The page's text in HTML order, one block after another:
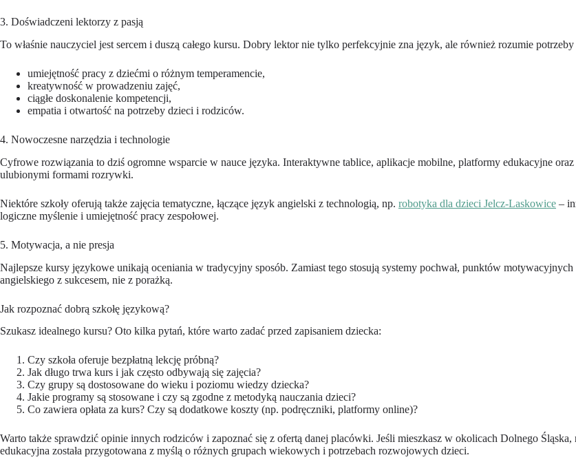
3. Doświadczeni lektorzy z pasją
To właśnie nauczyciel jest sercem i duszą całego kursu. Dobry lektor nie tylko perfekcyjnie zna język, ale również rozumie
umiejętność pracy z dziećmi o różnym temperamencie,
kreatywność w prowadzeniu zajęć,
ciągłe doskonalenie kompetencji,
empatia i otwartość na potrzeby dzieci i rodziców.
4. Nowoczesne narzędzia i technologie
Cyfrowe rozwiązania to dziś ogromne wsparcie w nauce języka. Interaktywne tablice, aplikacje mobilne, platformy edukacyjne
ulubionymi formami rozrywki.
Niektóre szkoły oferują także zajęcia tematyczne, łączące język angielski z technologią, np. robotyka dla dzieci Jelcz-Laskowice –
logiczne myślenie i umiejętność pracy zespołowej.
5. Motywacja, a nie presja
Najlepsze kursy językowe unikają oceniania w tradycyjny sposób. Zamiast tego stosują systemy pochwał, punktów
angielskiego z sukcesem, nie z porażką.
Jak rozpoznać dobrą szkołę językową?
Szukasz idealnego kursu? Oto kilka pytań, które warto zadać przed zapisaniem dziecka:
Czy szkoła oferuje bezpłatną lekcję próbną?
Jak długo trwa kurs i jak często odbywają się zajęcia?
Czy grupy są dostosowane do wieku i poziomu wiedzy dziecka?
Jakie programy są stosowane i czy są zgodne z metodyką nauczania dzieci?
Co zawiera opłata za kurs? Czy są dodatkowe koszty (np. podręczniki, platformy online)?
Warto także sprawdzić opinie innych rodziców i zapoznać się z ofertą danej placówki. Jeśli mieszkasz w okolicach Dolnego Śląska,
edukacyjna została przygotowana z myślą o różnych grupach wiekowych i potrzebach rozwojowych dzieci.